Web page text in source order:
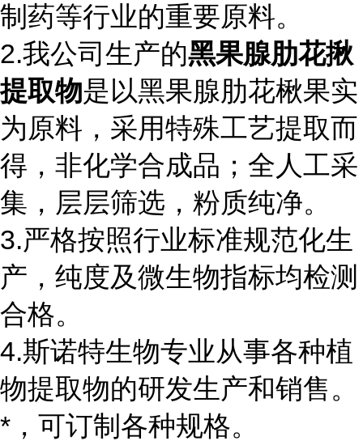
制药等行业的重要原料。
2.我公司生产的黑果腺肋花揪
提取物是以黑果腺肋花楸果实
为原料，采用特殊工艺提取而
得，非化学合成品；全人工采
集，层层筛选，粉质纯净。
3.严格按照行业标准规范化生
产，纯度及微生物指标均检测
合格。
4.斯诺特生物专业从事各种植
物提取物的研发生产和销售。
*，可订制各种规格。